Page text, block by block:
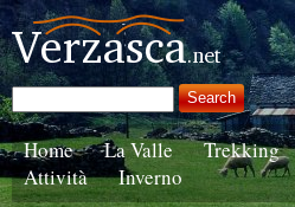
Home La Valle Trekking
Attività
Inverno